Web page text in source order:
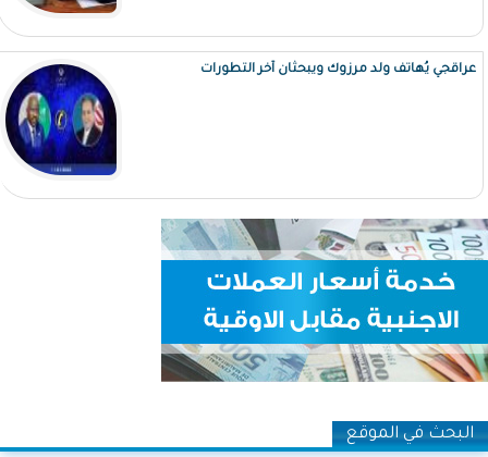
عراقجي يُهاتف ولد مرزوك ويبحثان آخر التطورات
البحث في الموقع